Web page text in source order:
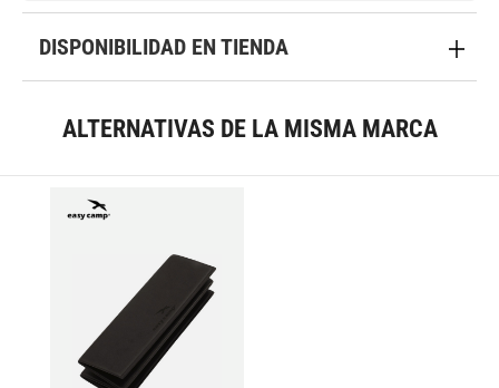
DISPONIBILIDAD EN TIENDA
ALTERNATIVAS DE LA MISMA MARCA